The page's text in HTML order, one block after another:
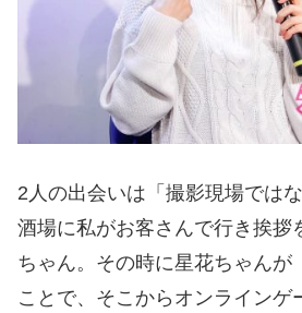
2人の出会いは「撮影現場では
酒場に私がお客さんで行き挨拶
ちゃん。その時に星花ちゃんが
ことで、そこからオンラインゲ